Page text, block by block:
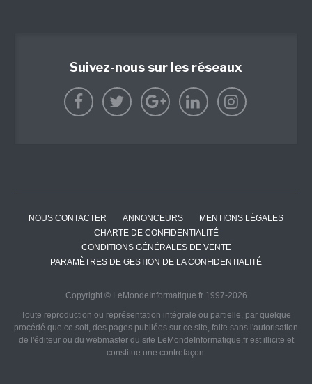
Suivez-nous sur les réseaux
NOUS CONTACTER ANNONCEURS
MENTIONS LÉGALES
CHARTE DE CONFIDENTIALITÉ
CONDITIONS GÉNÉRALES DE VENTE
PARAMÈTRES DE GESTION DE LA CONFIDENTIALITÉ
Copyright © LeMondeInformatique.fr 1997-2026
Toute reproduction ou représentation intégrale ou partielle, par quelque
procédé que ce soit, des pages publiées sur ce site, faite sans l'autorisation
de l'éditeur ou du webmaster du site LeMondeInformatique.fr est illicite et
constitue une contrefaçon.